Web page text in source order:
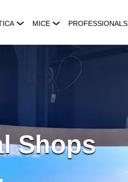
MICE PROFESSIONALS
Shops